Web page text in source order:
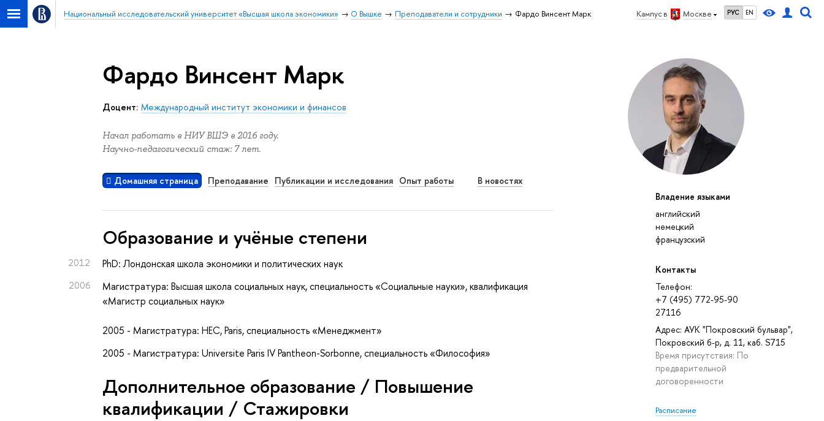
Кампус в Москве РУС EN
Национальный исследовательский университет «Высшая школа экономики» О Вышке Преподаватели и сотрудники Фардо Винсент Марк
Владение языками
английский
немецкий
французский
Контакты
Телефон:
+7 (495) 772-95-90
27116
Адрес: АУК "Покровский бульвар",
Покровский б-р, д. 11, каб. S715
Время присутствия: По
предварительной
договоренности
Расписание
Фардо Винсент Марк
доцент: Международный институт экономики и финансов
Начал работать в НИУ ВШЭ в 2016 году.
Научно-педагогический стаж: 7 лет.
Домашняя страница Преподавание Публикации и исследования Опыт работы В новостях
Oбразование и учёные степени
2012 PhD: Лондонская школа экономики и политических наук
2006
Магистратура: Высшая школа социальных наук, специальность «Социальные науки», квалификация
«Магистр социальных наук»
2005 - Магистратура: HEC, Paris, специальность «Менеджмент»
2005 - Магистратура: Universite Paris IV Pantheon-Sorbonne, специальность «Философия»
Дополнительное образование / Повышение
квалификации / Стажировки